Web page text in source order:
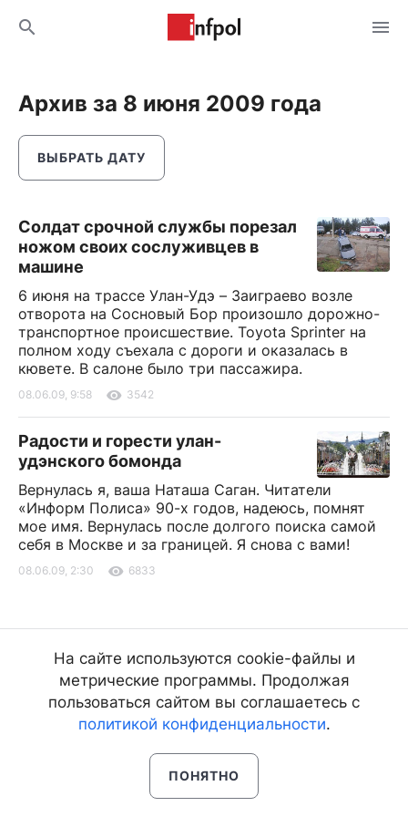
Архив за 8 июня 2009 года
ВЫБРАТЬ ДАТУ
Солдат срочной службы порезал
ножом своих сослуживцев в
машине
6 июня на трассе Улан-Удэ – Заиграево возле
отворота на Сосновый Бор произошло дорожно-
транспортное происшествие. Toyota Sprinter на
полном ходу съехала с дороги и оказалась в
кювете. В салоне было три пассажира.
08.06.09, 9:58 3542
Радости и горести улан-
удэнского бомонда
Вернулась я, ваша Наташа Саган. Читатели
«Информ Полиса» 90-х годов, надеюсь, помнят
мое имя. Вернулась после долгого поиска самой
себя в Москве и за границей. Я снова с вами!
08.06.09, 2:30 6833
На сайте используются cookie-файлы и
метрические программы. Продолжая
пользоваться сайтом вы соглашаетесь с
политикой конфиденциальности.
ПОНЯТНО